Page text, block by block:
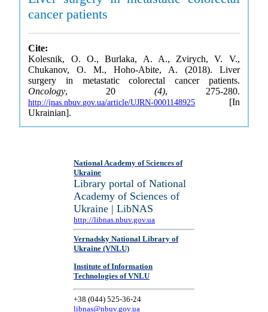
cancer patients
Cite:
Kolesnik, O. O., Burlaka, A. A., Zvirych, V. V.,
Chukanov, O. M., Hoho-Abite, A. (2018). Liver
surgery in metastatic colorectal cancer patients.
Oncology, 20 (4), 275-280.
http://jnas.nbuv.gov.ua/article/UJRN-0001148925 [In
Ukrainian].
National Academy of Sciences of
Ukraine
Library portal of National
Academy of Sciences of
Ukraine | LibNAS
http://libnas.nbuv.gov.ua
Vernadsky National Library of
Ukraine (VNLU)
Institute of Information
Technologies of VNLU
+38 (044) 525-36-24
libnas@nbuv.gov.ua